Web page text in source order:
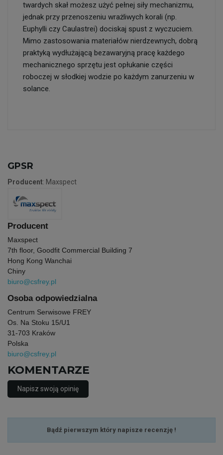
twardych skał możesz użyć pełnej siły mechanizmu,
jednak przy przenoszeniu wrażliwych korali (np.
Euphylli czy Caulastrei) dociskaj spust z wyczuciem.
Mimo zastosowania materiałów nierdzewnych, dobrą
praktyką wydłużającą bezawaryjną pracę każdego
mechanicznego sprzętu jest opłukanie części
roboczej w słodkiej wodzie po każdym zanurzeniu w
solance.
GPSR
Producent: Maxspect
Producent
Maxspect
7th floor, Goodfit Commercial Building 7
Hong Kong Wanchai
Chiny
biuro@csfrey.pl
Osoba odpowiedzialna
Centrum Serwisowe FREY
Os. Na Stoku 15/U1
31-703 Kraków
Polska
biuro@csfrey.pl
KOMENTARZE
Napisz swoją opinię
Bądź pierwszym który napisze recenzję !